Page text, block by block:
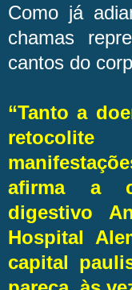
Como já
chamas
cantos do
“Tanto a
retocolite
afirma a
digestivo
Hospital
capital